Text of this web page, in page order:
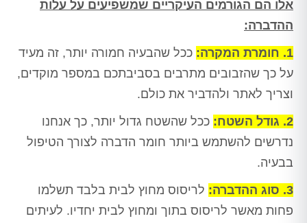
אלו הם הגורמים העיקריים שמשפיעים על עלות
ההדברה:
1. חומרת המקרה:
ככל שהבעיה חמורה יותר, זה מעיד
על כך שהזבובים מתרבים בסביבתכם במספר מוקדים,
וצריך לאתר ולהדביר את כולם.
2. גודל השטח:
ככל שהשטח גדול יותר, כך אנחנו
נדרשים להשתמש ביותר חומר הדברה לצורך הטיפול
בבעיה.
3. סוג ההדברה:
לריסוס מחוץ לבית בלבד תשלמו
פחות מאשר לריסוס בתוך ומחוץ לבית יחדיו. לעיתים